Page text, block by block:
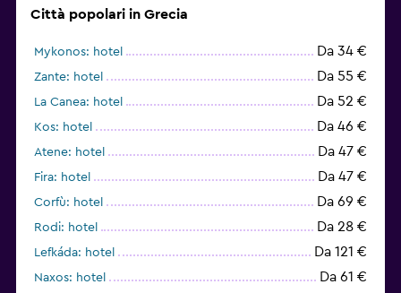
Città popolari in Grecia
Mykonos: hotel Da 34 €
Zante: hotel Da 55 €
La Canea: hotel Da 52 €
Kos: hotel Da 46 €
Atene: hotel Da 47 €
Fira: hotel Da 47 €
Corfù: hotel Da 69 €
Rodi: hotel Da 28 €
Lefkáda: hotel Da 121 €
Naxos: hotel Da 61 €